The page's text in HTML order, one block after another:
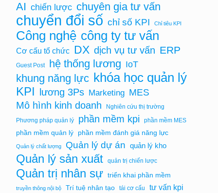
AI chiến lược chuyên gia tư vấn
chuyển đổi số chỉ số KPI Chỉ tiêu KPI
Công nghệ công ty tư vấn
Cơ cấu tổ chức DX dịch vụ tư vấn ERP
Guest Post hệ thống lương IoT
khung năng lực khóa học quản lý
KPI lương 3Ps Marketing MES
Mô hình kinh doanh
Nghiên cứu thị trường
Phương pháp quản lý
phần mềm kpi phần mềm MES
phần mềm quản lý phần mềm đánh giá năng lực
Quản lý chất lượng Quản lý dự án quản lý kho
Quản lý sản xuất quản trị chiến lược
Quản trị nhân sự triển khai phần mềm
truyền thông nội bộ Trí tuệ nhân tạo tái cơ cấu tư vấn kpi